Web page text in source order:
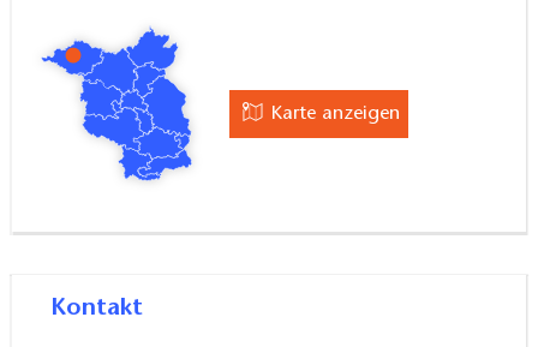
Bronzezeitliches Königsgrab Seddin
Dorfkirche Seddin
Kombinationsmöglichkeiten:
Opfersteinweg
Angaben
Karte anzeigen
Kontakt